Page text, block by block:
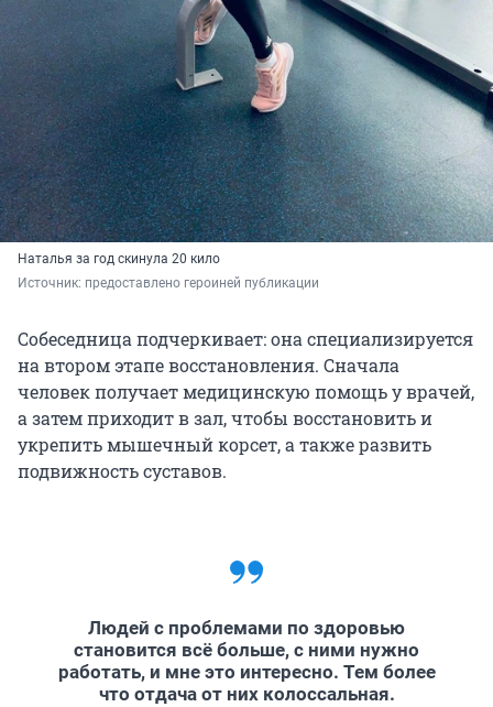
Наталья за год скинула 20 кило
Источник: предоставлено героиней публикации
Собеседница подчеркивает: она специализируется
на втором этапе восстановления. Сначала
человек получает медицинскую помощь у врачей,
а затем приходит в зал, чтобы восстановить и
укрепить мышечный корсет, а также развить
подвижность суставов.
Людей с проблемами по здоровью
становится всё больше, с ними нужно
работать, и мне это интересно. Тем более
что отдача от них колоссальная.